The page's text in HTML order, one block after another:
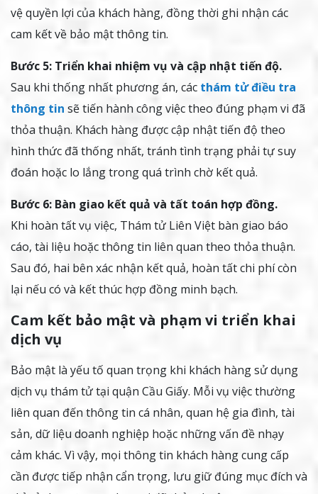
vệ quyền lợi của khách hàng, đồng thời ghi nhận các
cam kết về bảo mật thông tin.
Bước 5: Triển khai nhiệm vụ và cập nhật tiến độ.
Sau khi thống nhất phương án, các thám tử điều tra
thông tin sẽ tiến hành công việc theo đúng phạm vi đã
thỏa thuận. Khách hàng được cập nhật tiến độ theo
hình thức đã thống nhất, tránh tình trạng phải tự suy
đoán hoặc lo lắng trong quá trình chờ kết quả.
Bước 6: Bàn giao kết quả và tất toán hợp đồng.
Khi hoàn tất vụ việc, Thám tử Liên Việt bàn giao báo
cáo, tài liệu hoặc thông tin liên quan theo thỏa thuận.
Sau đó, hai bên xác nhận kết quả, hoàn tất chi phí còn
lại nếu có và kết thúc hợp đồng minh bạch.
Cam kết bảo mật và phạm vi triển khai
dịch vụ
Bảo mật là yếu tố quan trọng khi khách hàng sử dụng
dịch vụ thám tử tại quận Cầu Giấy. Mỗi vụ việc thường
liên quan đến thông tin cá nhân, quan hệ gia đình, tài
sản, dữ liệu doanh nghiệp hoặc những vấn đề nhạy
cảm khác. Vì vậy, mọi thông tin khách hàng cung cấp
cần được tiếp nhận cẩn trọng, lưu giữ đúng mục đích và